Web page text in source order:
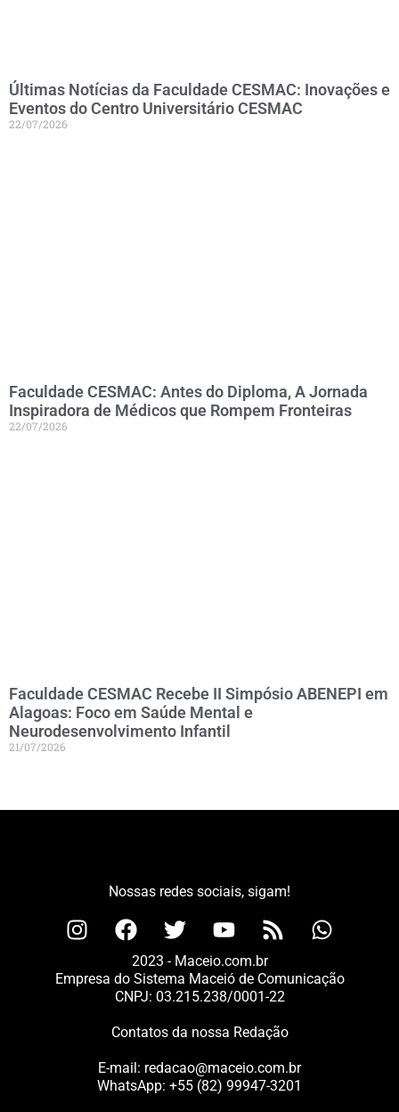
Últimas Notícias da Faculdade CESMAC: Inovações e
Eventos do Centro Universitário CESMAC
22/07/2026
Faculdade CESMAC: Antes do Diploma, A Jornada
Inspiradora de Médicos que Rompem Fronteiras
22/07/2026
Faculdade CESMAC Recebe II Simpósio ABENEPI em
Alagoas: Foco em Saúde Mental e
Neurodesenvolvimento Infantil
21/07/2026
Nossas redes sociais, sigam!
2023 - Maceio.com.br
Empresa do Sistema Maceió de Comunicação
CNPJ: 03.215.238/0001-22
Contatos da nossa Redação
E-mail: redacao@maceio.com.br
WhatsApp: +55 (82) 99947-3201